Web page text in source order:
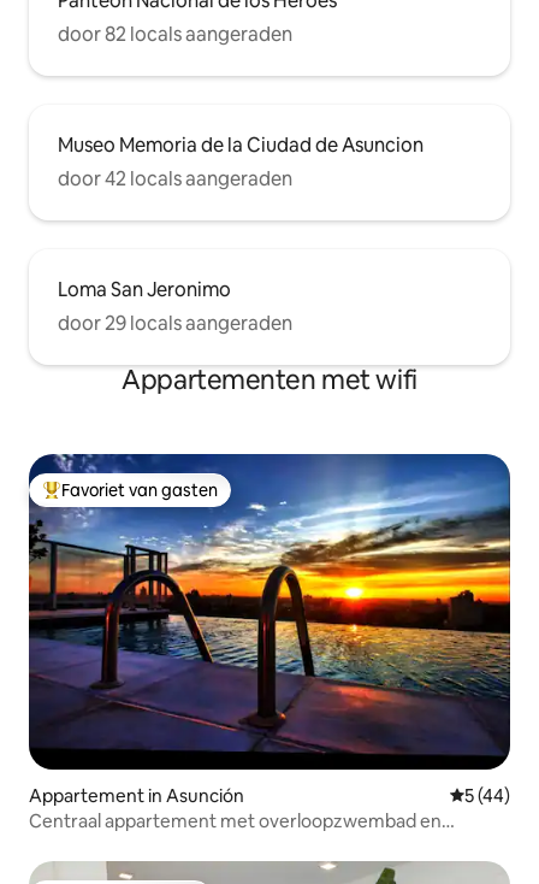
door 82 locals aangeraden
Museo Memoria de la Ciudad de Asuncion
door 42 locals aangeraden
Loma San Jeronimo
door 29 locals aangeraden
Appartementen met wifi
Topfavoriet van gasten
Favoriet van gasten
Appartement in Asunción
5 (44)
Centraal appartement met overloopzwembad en